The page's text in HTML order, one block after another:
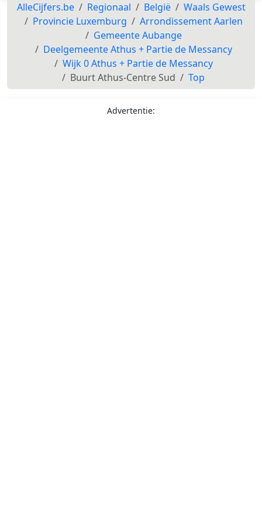
AlleCijfers.be Regionaal België
Waals Gewest
Provincie Luxemburg
Arrondissement Aarlen
Gemeente Aubange
Deelgemeente Athus + Partie de Messancy
Wijk 0 Athus + Partie de Messancy
Buurt Athus-Centre Sud
Top
Advertentie: